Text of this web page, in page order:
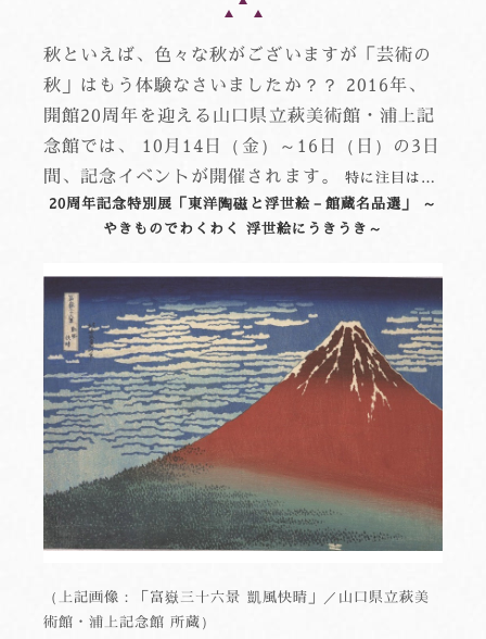
秋といえば、色々な秋がございますが「芸術の
秋」はもう体験なさいましたか？？ 2016年、
開館20周年を迎える山口県立萩美術館・浦上記
念館では、 10月14日（金）～16日（日）の3日
間、記念イベントが開催されます。
特に注目は…
20周年記念特別展「東洋陶磁と浮世絵－館蔵名品選」 ～
やきものでわくわく 浮世絵にうきうき～
（上記画像：「富嶽三十六景 凱風快晴」／山口県立萩美
術館・浦上記念館 所蔵）